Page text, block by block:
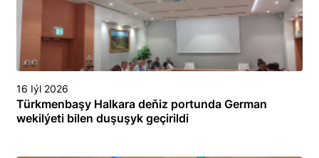
16 Iýl 2026
Türkmenbaşy Halkara deňiz portunda German
wekilýeti bilen duşuşyk geçirildi